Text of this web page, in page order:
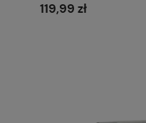
119,99 zł